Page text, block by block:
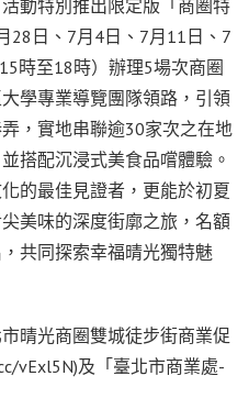
動特別推出限定版「商圈特
28日、7月4日、7月11日、7
時至18時）辦理5場次商圈
學專業導覽團隊領路，引領
，實地串聯逾30家次之在地
搭配沉浸式美食品嚐體驗。
的最佳見證者，更能於初夏
美味的深度街廓之旅，名額
共同探索幸福晴光獨特魅
晴光商圈雙城徒步街商業促
vExl5N)及「臺北市商業處-